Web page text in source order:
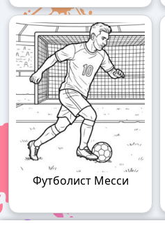
Футболист Месси